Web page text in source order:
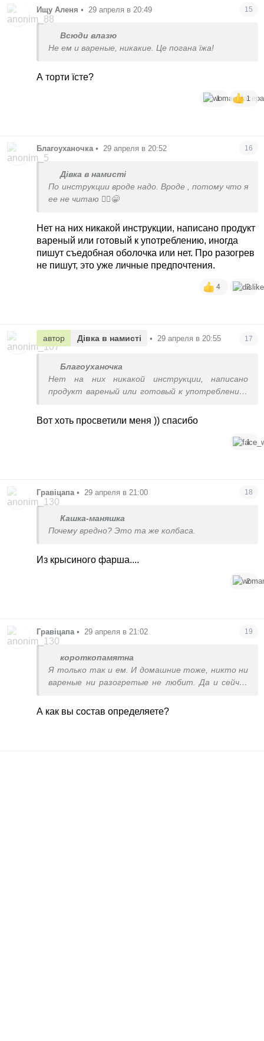
Ищу Аленя • 29 апреля в 20:49 15
Всюди влазю
Не ем и вареные, никакие. Це погана їжа!
А торти їсте?
1 1
Благоуханочка • 29 апреля в 20:52 16
Дівка в намисті
По инструкции вроде надо. Вроде , потому что я
ее не читаю 🤦‍♀️😁
Нет на них никакой инструкции, написано продукт
вареный или готовый к употреблению, иногда
пишут съедобная оболочка или нет. Про разогрев
не пишут, это уже личные предпочтения.
4 2
автор Дівка в намисті • 29 апреля в 20:55 17
Благоуханочка
Нет на них никакой инструкции, написано
продукт вареный или готовый к употреблению,
разогрев не пишут, это уже личные
Вот хоть просветили меня )) спасибо
1
Гравіцапа • 29 апреля в 21:00 18
Кашка-маняшка
Почему вредно? Это та же колбаса.
Из крысиного фарша....
2
Гравіцапа • 29 апреля в 21:02 19
короткопамятна
Я только так и ем. И домашние тоже, никто ни
вареные ни разогретые не любит. Да и сейчас
составом, сделала сендвич или испекла сосиски
в тесте а там чвякля из сосиски получилась
А как вы состав определяете?